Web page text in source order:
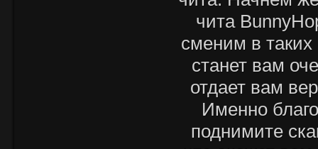
чита
сменим в таких
станет вам
отдает вам
Именно
поднимите